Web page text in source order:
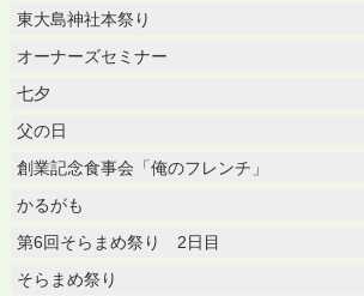
東大島神社本祭り
オーナーズセミナー
七夕
父の日
創業記念食事会「俺のフレンチ」
かるがも
第6回そらまめ祭り 2日目
そらまめ祭り